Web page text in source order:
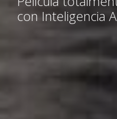
con Inteligencia